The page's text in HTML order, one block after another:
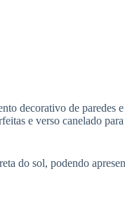
decorativo de paredes
e verso canelado
do sol, podendo